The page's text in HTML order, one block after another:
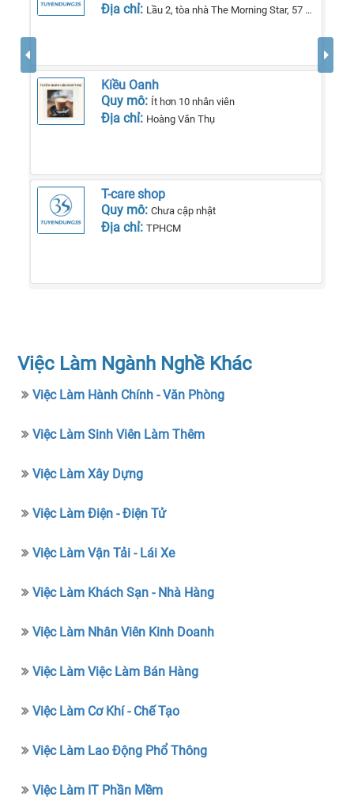
Địa chỉ: Lầu 2, tòa nhà The Morning Star, 57 QL13, phường 26, quận Bình Thạnh, TP Hồ Chí Minh.
Kiều Oanh
Quy mô: Ít hơn 10 nhân viên
Địa chỉ: Hoàng Văn Thụ
T-care shop
Quy mô:Chưa cập nhật
Địa chỉ:TPHCM
Việc Làm Ngành Nghề Khác
Việc Làm Hành Chính - Văn Phòng
Việc Làm Sinh Viên Làm Thêm
Việc Làm Xây Dựng
Việc Làm Điện - Điện Tử
Việc Làm Vận Tải - Lái Xe
Việc Làm Khách Sạn - Nhà Hàng
Việc Làm Nhân Viên Kinh Doanh
Việc Làm Việc Làm Bán Hàng
Việc Làm Cơ Khí - Chế Tạo
Việc Làm Lao Động Phổ Thông
Việc Làm IT Phần Mềm